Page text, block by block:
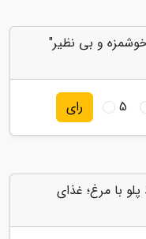
و بی نظیر"
5 رای
با مرغ؛ غذای